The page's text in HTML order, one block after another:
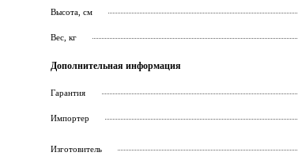
Высота, см
Вес, кг
Дополнительная информация
Гарантия
Импортер
Изготовитель